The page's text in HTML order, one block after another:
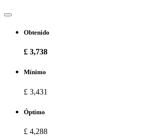
Obtenido
£ 3,738
Mínimo
£ 3,431
Óptimo
£ 4,288